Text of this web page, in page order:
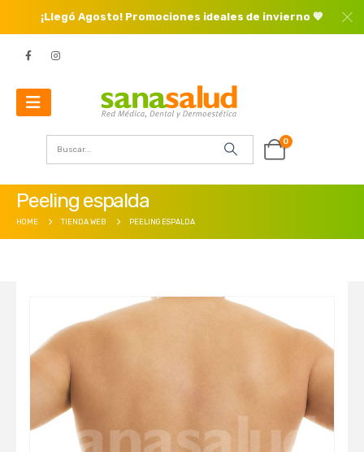
¡Llegó Agosto! Promociones ideales de invierno 💙
0
Peeling espalda
HOME TIENDA WEB PEELING ESPALDA